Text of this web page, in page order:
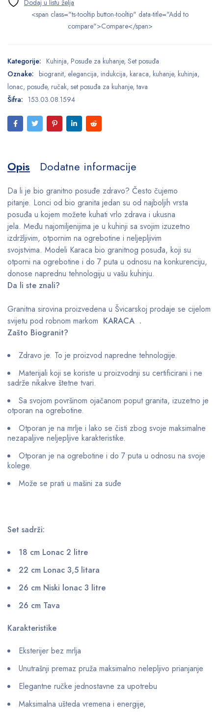
<span class="ts-tooltip button-tooltip" data-title="Add to
compare">Compare</span>
Kategorije: Kuhinja, Posuđe za kuhanje, Set posuđa
Oznake: biogranit, elegancija, indukcija, karaca, kuhanje, kuhinja,
lonac, posuđe, ručak, set posuđa za kuhanje,tava
Šifra: 153.03.08.1594
Opis Dodatne informacije
Da li je bio granitno posuđe zdravo? Često čujemo
pitanje. Lonci od bio granita jedan su od najboljih vrsta
posuđa u kojem možete kuhati vrlo zdrava i ukusna
jela. Među najomiljenijima je u kuhinji sa svojim izuzetno
izdržljivim, otpornim na ogrebotine i neljepljivim
svojstvima. Modeli Karaca bio granitnog posuđa, koji su
otporni na ogrebotine i do 7 puta u odnosu na konkurenciju,
donose naprednu tehnologiju u vašu kuhinju.
Da li ste znali?
Granitna sirovina proizvedena u Švicarskoj prodaje se cijelom
svijetu pod robnom markom KARACA .
Zašto Biogranit?
Zdravo je. To je proizvod napredne tehnologije.
Materijali koji se koriste u proizvodnji su certificirani i ne
sadrže nikakve štetne tvari.
Sa svojom površinom ojačanom poput granita, izuzetno je
otporan na ogrebotine.
Otporan je na mrlje i lako se čisti zbog svoje maksimalne
nezapaljive neljepljive karakteristike.
Otporan je na ogrebotine i do 7 puta u odnosu na svoje
kolege.
Može se prati u mašini za suđe
Set sadrži:
18 cm Lonac 2 litre
22 cm Lonac 3,5 litara
26 cm Niski lonac 3 litre
26 cm Tava
Karakteristike
Eksterijer bez mrlja
Unutrašnji premaz pruža maksimalno nelepljivo prianjanje
Elegantne ručke jednostavne za upotrebu
Maksimalna ušteda vremena i energije,